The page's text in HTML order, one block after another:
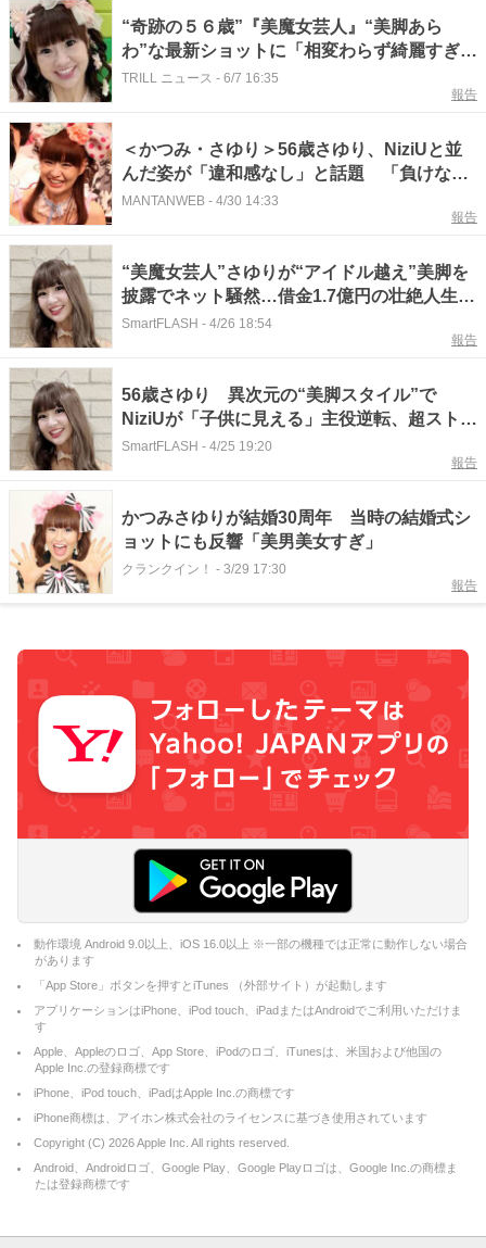
“奇跡の５６歳”『美魔女芸人』“美脚あら
わ”な最新ショットに「相変わらず綺麗すぎ
る」「かわいぃぃ」SNS絶賛
TRILL ニュース - 6/7 16:35
報告
＜かつみ・さゆり＞56歳さゆり、NiziUと並
んだ姿が「違和感なし」と話題 「負けない
スタイル」「可愛さどうなってるの？」
MANTANWEB - 4/30 14:33
報告
“美魔女芸人”さゆりが“アイドル越え”美脚を
披露でネット騒然…借金1.7億円の壮絶人生か
ら復活の注目ぶり
SmartFLASH - 4/26 18:54
報告
56歳さゆり 異次元の“美脚スタイル”で
NiziUが「子供に見える」主役逆転、超ストイ
ックなスタイル管理法にも注目
SmartFLASH - 4/25 19:20
報告
かつみさゆりが結婚30周年 当時の結婚式シ
ョットにも反響「美男美女すぎ」
クランクイン！ - 3/29 17:30
報告
動作環境 Android 9.0以上、iOS 16.0以上 ※一部の機種では正常に動作しない場合
があります
「App Store」ボタンを押すとiTunes （外部サイト）が起動します
アプリケーションはiPhone、iPod touch、iPadまたはAndroidでご利用いただけま
す
Apple、Appleのロゴ、App Store、iPodのロゴ、iTunesは、米国および他国の
Apple Inc.の登録商標です
iPhone、iPod touch、iPadはApple Inc.の商標です
iPhone商標は、アイホン株式会社のライセンスに基づき使用されています
Copyright (C) 2026Apple Inc. All rights reserved.
Android、Androidロゴ、Google Play、Google Playロゴは、Google Inc.の商標ま
たは登録商標です